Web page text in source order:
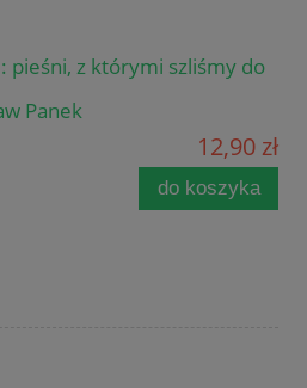
pieśni, z którymi szliśmy do
Panek
12,90 zł
do koszyka